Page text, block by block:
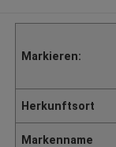
Markieren:
Herkunftsort
Markenname